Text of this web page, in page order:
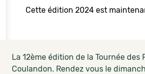
Cette édition 2024 est
La 12ème édition de la Tournée des
Coulandon. Rendez vous le